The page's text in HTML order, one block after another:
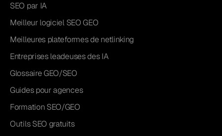
SEO par IA
Meilleur logiciel SEO GEO
Meilleures plateformes de netlinking
Entreprises leadeuses des IA
Glossaire GEO/SEO
Guides pour agences
Formation SEO/GEO
Outils SEO gratuits